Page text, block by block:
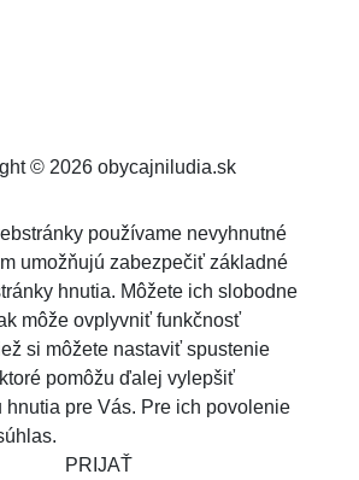
© 2026 obycajniludia.sk
používame nevyhnutné
umožňujú zabezpečiť základné
hnutia. Môžete ich slobodne
môže ovplyvniť funkčnosť
si môžete nastaviť spustenie
pomôžu ďalej vylepšiť
hnutia pre Vás. Pre ich povolenie
PRIJAŤ